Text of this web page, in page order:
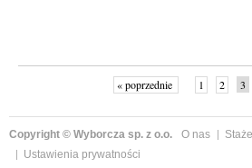
« poprzednie 1 2 3
Copyright © Wyborcza sp. z o.o. O nas
Ustawienia prywatności